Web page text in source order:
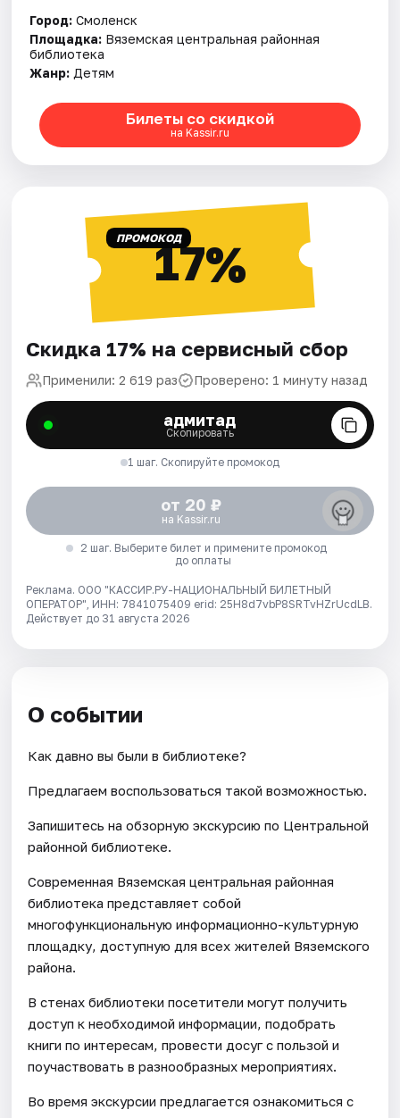
Город: Смоленск
Площадка: Вяземская центральная районная
библиотека
Жанр: Детям
Билеты со скидкой
на Kassir.ru
ПРОМОКОД17%
Скидка 17% на сервисный сбор
Применили: 2 619 раз Проверено: 1 минуту назад
адмитад
Скопировать
1 шаг. Скопируйте промокод
от 20 ₽
на Kassir.ru
2 шаг. Выберите билет и примените промокод
до оплаты
Реклама. ООО "КАССИР.РУ-НАЦИОНАЛЬНЫЙ БИЛЕТНЫЙ
ОПЕРАТОР", ИНН: 7841075409 erid: 25H8d7vbP8SRTvHZrUcdLB.
Действует до 31 августа 2026
О событии
Как давно вы были в библиотеке?
Предлагаем воспользоваться такой возможностью.
Запишитесь на обзорную экскурсию по Центральной
районной библиотеке.
Современная Вяземская центральная районная
библиотека представляет собой
многофункциональную информационно-культурную
площадку, доступную для всех жителей Вяземского
района.
В стенах библиотеки посетители могут получить
доступ к необходимой информации, подобрать
книги по интересам, провести досуг с пользой и
поучаствовать в разнообразных мероприятиях.
Во время экскурсии предлагается ознакомиться с